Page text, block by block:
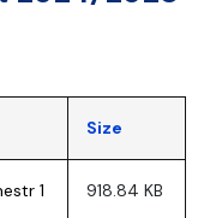
Size
1 918.84 KB